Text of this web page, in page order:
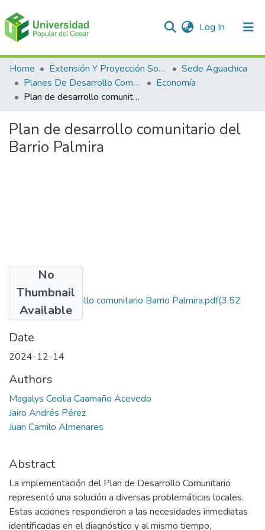
Log In (current)
Communities & Collections
All of DSpace
Home Extensión Y Proyección Social
Sede Aguachica
Planes De Desarrollo Comunales Y Comunitarios
Economía
Plan de desarrollo comunitario del Barrio Palmira
Plan de desarrollo comunitario del
Barrio Palmira
No
Thumbnail
Available
3. Plan de desarrollo comunitario Barrio Palmira.pdf(3.52
MB)
Date
2024-12-14
Authors
Magalys Cecilia Caamaño Acevedo
Jairo Andrés Pérez
Juan Camilo Almenares
Abstract
La implementación del Plan de Desarrollo Comunitario
representó una solución a diversas problemáticas locales.
Estas acciones respondieron a las necesidades inmediatas
identificadas en el diagnóstico y al mismo tiempo,